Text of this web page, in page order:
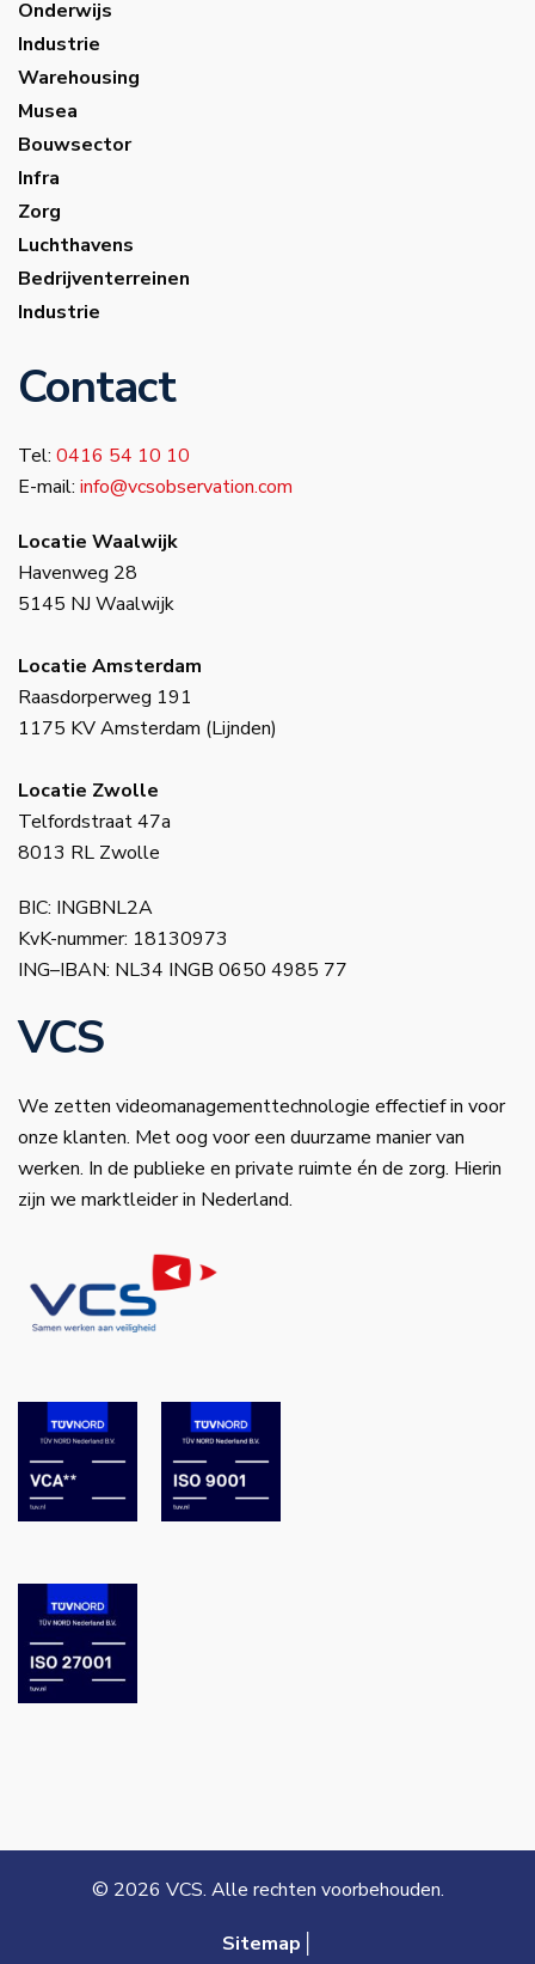
Onderwijs
Industrie
Warehousing
Musea
Bouwsector
Infra
Zorg
Luchthavens
Bedrijventerreinen
Industrie
Contact
Tel: 0416 54 10 10
E-mail: info@vcsobservation.com
Locatie Waalwijk
Havenweg 28
5145 NJ Waalwijk
Locatie Amsterdam
Raasdorperweg 191
1175 KV Amsterdam (Lijnden)
Locatie Zwolle
Telfordstraat 47a
8013 RL Zwolle
BIC: INGBNL2A
KvK-nummer: 18130973
ING–IBAN: NL34 INGB 0650 4985 77
VCS
We zetten videomanagementtechnologie effectief in voor
onze klanten. Met oog voor een duurzame manier van
werken. In de publieke en private ruimte én de zorg. Hierin
zijn we marktleider in Nederland.
© 2026 VCS. Alle rechten voorbehouden.
Sitemap│